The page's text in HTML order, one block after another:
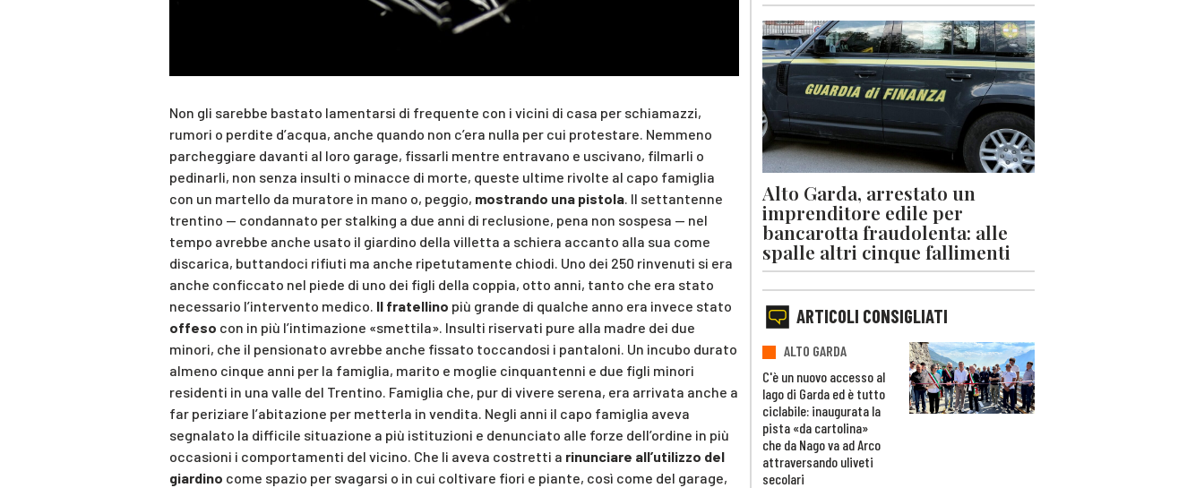
Non gli sarebbe bastato lamentarsi di frequente con i vicini di casa per schiamazzi,
rumori o perdite d’acqua, anche quando non c’era nulla per cui protestare. Nemmeno
parcheggiare davanti al loro garage, fissarli mentre entravano e uscivano, filmarli o
pedinarli, non senza insulti o minacce di morte, queste ultime rivolte al capo famiglia
con un martello da muratore in mano o, peggio, mostrando una pistola. Il settantenne
trentino — condannato per stalking a due anni di reclusione, pena non sospesa — nel
tempo avrebbe anche usato il giardino della villetta a schiera accanto alla sua come
discarica, buttandoci rifiuti ma anche ripetutamente chiodi. Uno dei 250 rinvenuti si era
anche conficcato nel piede di uno dei figli della coppia, otto anni, tanto che era stato
necessario l’intervento medico. Il fratellino più grande di qualche anno era invece stato
offeso con in più l’intimazione «smettila». Insulti riservati pure alla madre dei due
minori, che il pensionato avrebbe anche fissato toccandosi i pantaloni. Un incubo durato
almeno cinque anni per la famiglia, marito e moglie cinquantenni e due figli minori
residenti in una valle del Trentino. Famiglia che, pur di vivere serena, era arrivata anche a
far periziare l’abitazione per metterla in vendita. Negli anni il capo famiglia aveva
segnalato la difficile situazione a più istituzioni e denunciato alle forze dell’ordine in più
occasioni i comportamenti del vicino. Che li aveva costretti a rinunciare all’utilizzo del
giardino come spazio per svagarsi o in cui coltivare fiori e piante, così come del garage,
Alto Garda, arrestato un
imprenditore edile per
bancarotta fraudolenta: alle
spalle altri cinque fallimenti
ARTICOLI CONSIGLIATI
ALTO GARDA
C'è un nuovo accesso al
lago di Garda ed è tutto
ciclabile: inaugurata la
pista «da cartolina»
che da Nago va ad Arco
attraversando uliveti
secolari